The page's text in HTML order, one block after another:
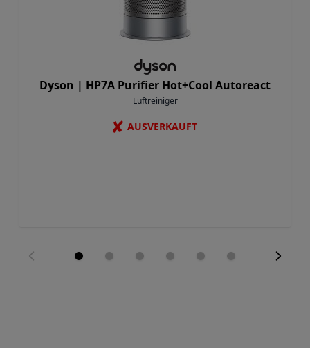
Dyson | HP7A Purifier Hot+Cool Autoreact
Luftreiniger
✘ AUSVERKAUFT